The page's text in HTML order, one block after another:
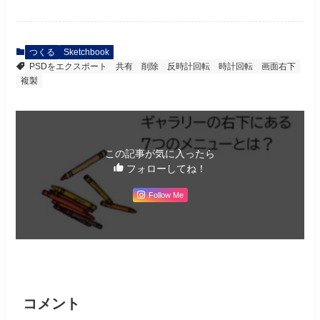
つくる
Sketchbook
PSDをエクスポート
共有 削除 反時計回転 時計回転
画面右下
複製
この記事が気に入ったら
フォローしてね！
Follow Me
コメント